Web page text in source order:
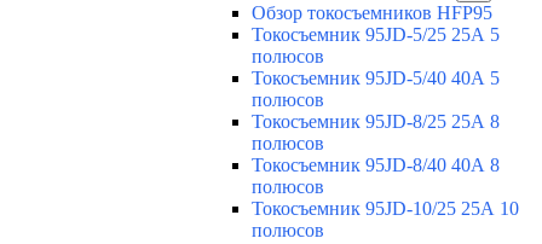
Обзор токосъемников HFP95
Токосъемник 95JD-5/25 25А 5
полюсов
Токосъемник 95JD-5/40 40А 5
полюсов
Токосъемник 95JD-8/25 25А 8
полюсов
Токосъемник 95JD-8/40 40А 8
полюсов
Токосъемник 95JD-10/25 25А 10
полюсов